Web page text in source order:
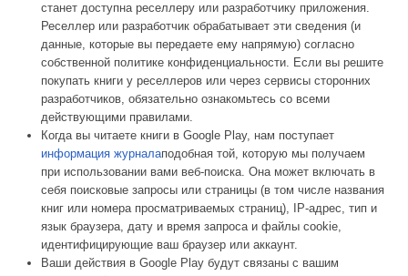
станет доступна реселлеру или разработчику приложения.
Реселлер или разработчик обрабатывает эти сведения (и
данные, которые вы передаете ему напрямую) согласно
собственной политике конфиденциальности. Если вы решите
покупать книги у реселлеров или через сервисы сторонних
разработчиков, обязательно ознакомьтесь со всеми
действующими правилами.
Когда вы читаете книги в Google Play, нам поступает
информация журналаподобная той, которую мы получаем
при использовании вами веб-поиска. Она может включать в
себя поисковые запросы или страницы (в том числе названия
книг или номера просматриваемых страниц), IP-адрес, тип и
язык браузера, дату и время запроса и файлы cookie,
идентифицирующие ваш браузер или аккаунт.
Ваши действия в Google Play будут связаны с вашим